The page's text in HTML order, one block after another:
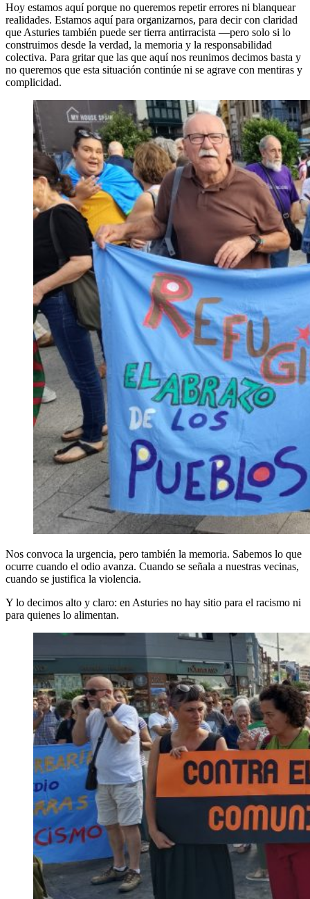
Hoy estamos aquí porque no queremos repetir errores ni blanquear
realidades. Estamos aquí para organizarnos, para decir con claridad
que Asturies también puede ser tierra antirracista —pero solo si lo
construimos desde la verdad, la memoria y la responsabilidad
colectiva. Para gritar que las que aquí nos reunimos decimos basta y
no queremos que esta situación continúe ni se agrave con mentiras y
complicidad.
Nos convoca la urgencia, pero también la memoria. Sabemos lo que
ocurre cuando el odio avanza. Cuando se señala a nuestras vecinas,
cuando se justifica la violencia.
Y lo decimos alto y claro: en Asturies no hay sitio para el racismo ni
para quienes lo alimentan.